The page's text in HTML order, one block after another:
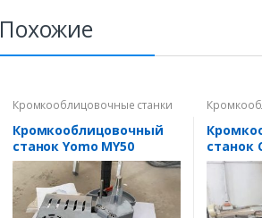
Похожие
Кромкооблицовочные станки
Кромкооблицовочный
станок Yomo MY50
станок
б/у